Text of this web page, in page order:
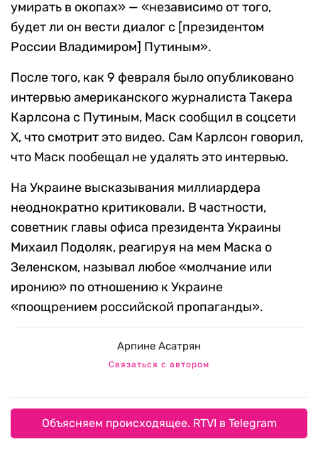
умирать в окопах» — «независимо от того,
будет ли он вести диалог с [президентом
России Владимиром] Путиным».
После того, как 9 февраля было опубликовано
интервью американского журналиста Такера
Карлсона с Путиным, Маск сообщил в соцсети
X, что смотрит это видео. Сам Карлсон говорил,
что Маск пообещал не удалять это интервью.
На Украине высказывания миллиардера
неоднократно критиковали. В частности,
советник главы офиса президента Украины
Михаил Подоляк, реагируя на мем Маска о
Зеленском, называл любое «молчание или
иронию» по отношению к Украине
«поощрением российской пропаганды».
Арпине Асатрян
Связаться с автором
Объясняем происходящее. RTVI в Telegram